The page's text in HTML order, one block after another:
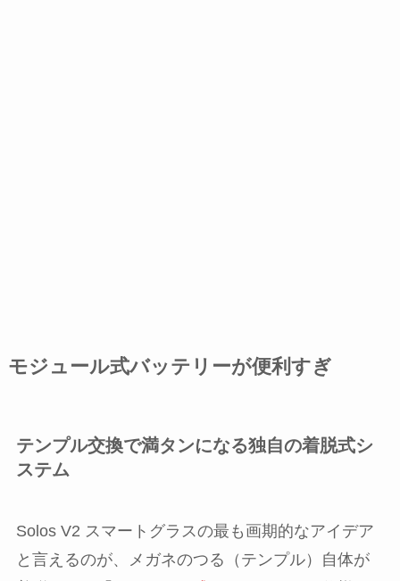
モジュール式バッテリーが便利すぎ
テンプル交換で満タンになる独自の着脱式シ
ステム
Solos V2 スマートグラスの最も画期的なアイデア
と言えるのが、メガネのつる（テンプル）自体が